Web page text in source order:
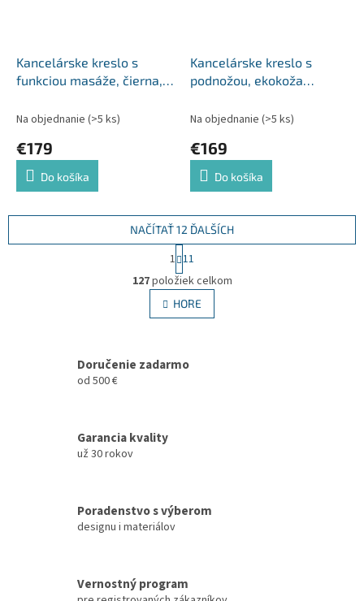
Kancelárske kreslo s
funkciou masáže, čierna,
Na objednanie (>5 ks)
€179
Do košíka
Kancelárske kreslo s
podnožou, ekokoža
Na objednanie (>5 ks)
€169
Do košíka
O
v
l
á
c
ý
p
NAČÍTAŤ 12 ĎALŠÍCH
t
r
á
n
k
a
1 11
127položiek celkom
HORE
Doručenie zadarmo
od 500 €
Garancia kvality
už 30 rokov
Poradenstvo s výberom
designu i materiálov
Vernostný program